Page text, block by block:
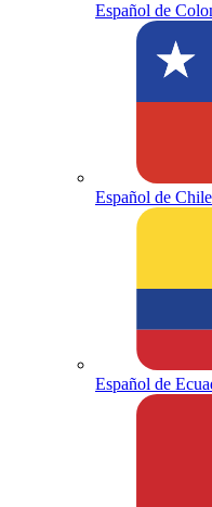
Español de
Español de Chile
Español de